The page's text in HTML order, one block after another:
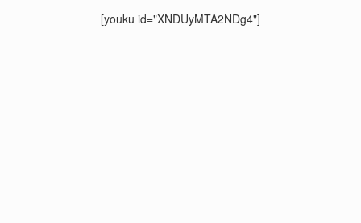
[youku id="XNDUyMTA2NDg4"]